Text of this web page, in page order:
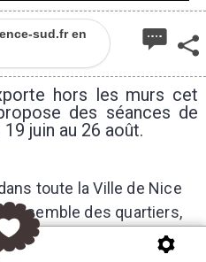
sud.fr en
hors les murs cet
des séances de
juin au 26 août.
toute la Ville de Nice
des quartiers,
riche, populaire et